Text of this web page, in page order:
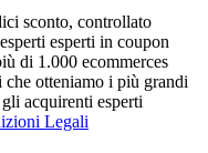
sconto, controllato
esperti in coupon
di 1.000 ecommerces
che otteniamo i più grandi
acquirenti esperti
Legali